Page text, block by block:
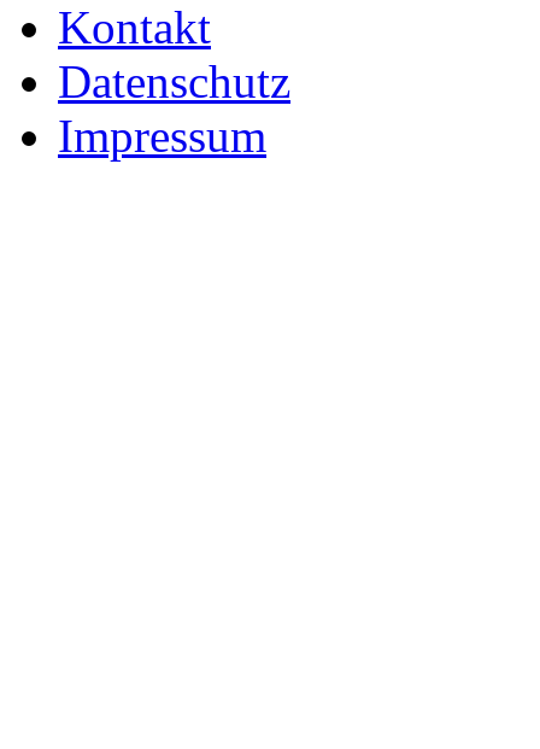
Kontakt
Datenschutz
Impressum